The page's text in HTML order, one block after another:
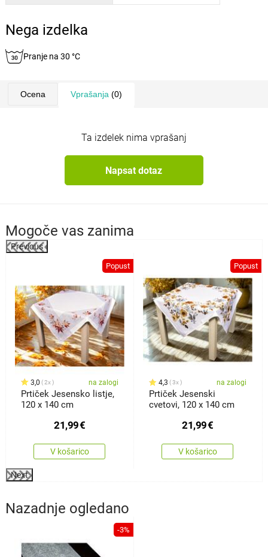
Nega izdelka
Pranje na 30 °C
Ocena Vprašanja (0)
Ta izdelek nima vprašanj
Napsat dotaz
Mogoče vas zanima
Previous
Popust
3,0 2x na zalogi
Prtiček Jesensko listje,
120 x 140 cm
21,99€
V košarico
Popust
4,3 3x na zalogi
Prtiček Jesenski
cvetovi, 120 x 140 cm
21,99€
V košarico
Next
Nazadnje ogledano
-3%